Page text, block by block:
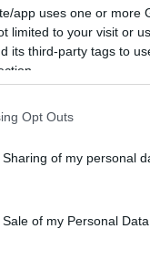
app uses one or more
limited to your visit or
its third-party tags to
Opt Outs
of my personal
of my Personal Data.